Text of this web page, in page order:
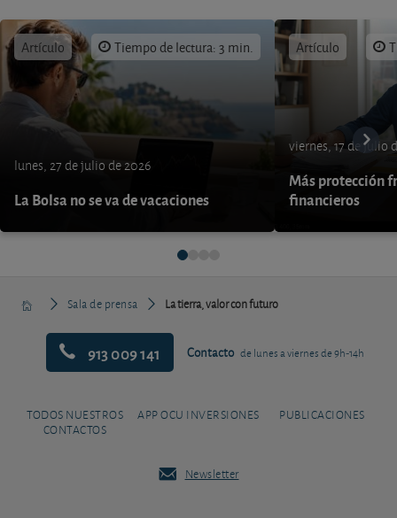
Artículo Tiempo de lectura: 3 min.
lunes, 27 de julio de 2026
La Bolsa no se va de vacaciones
Artículo
viernes, 17 de julio
Más protección
financieros
Sala de prensa La tierra, valor con futuro
913 009 141 Contacto de lunes a viernes de 9h-14h
TODOS NUESTROS
CONTACTOS
APP OCU INVERSIONES PUBLICACIONES
Newsletter